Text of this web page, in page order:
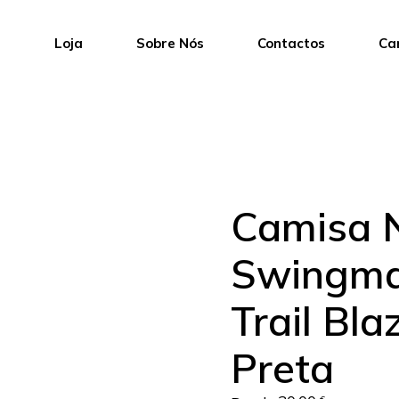
Loja Sobre Nós Contactos
Camisa
Trail
Preta